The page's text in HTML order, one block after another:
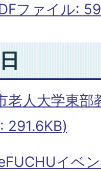
ファイル:
老人大学東部
291.6KB)
イベ